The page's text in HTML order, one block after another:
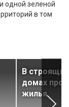
одной зеленой
в том
В
домах
жилья